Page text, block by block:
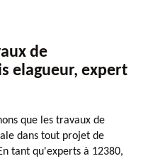
de
elagueur, expert
que les travaux de
dans tout projet de
tant qu'experts à 12380,